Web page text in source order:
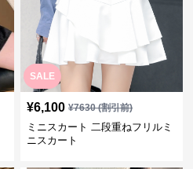
SALE
¥6,100 ¥7630(割引前)
ミニスカート 二段重ねフリルミ
ニスカート